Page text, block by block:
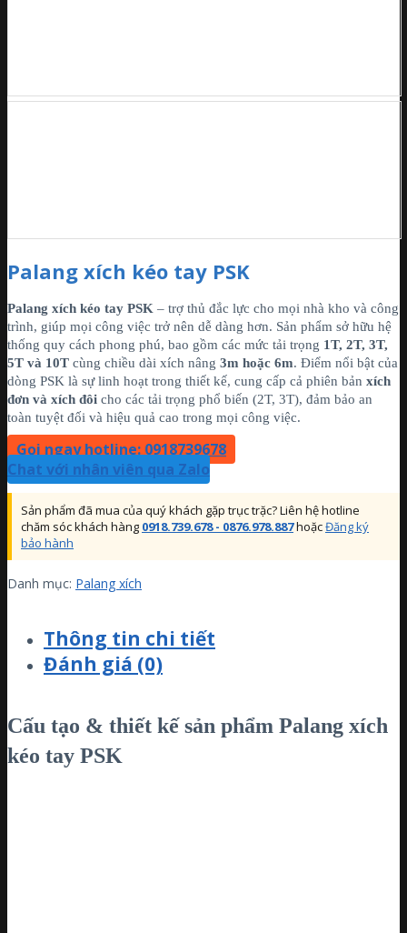
Palang xích kéo tay PSK
Palang xích kéo tay PSK – trợ thủ đắc lực cho mọi nhà kho và công
trình, giúp mọi công việc trở nên dễ dàng hơn. Sản phẩm sở hữu hệ
thống quy cách phong phú, bao gồm các mức tải trọng 1T, 2T, 3T,
5T và 10T cùng chiều dài xích nâng 3m hoặc 6m. Điểm nổi bật của
dòng PSK là sự linh hoạt trong thiết kế, cung cấp cả phiên bản xích
đơn và xích đôi cho các tải trọng phổ biến (2T, 3T), đảm bảo an
toàn tuyệt đối và hiệu quả cao trong mọi công việc.
Gọi ngay hotline: 0918739678
Chat với nhân viên qua Zalo
Sản phẩm đã mua của quý khách gặp trục trặc? Liên hệ hotline
chăm sóc khách hàng 0918.739.678 - 0876.978.887hoặcĐăng ký
bảo hành
Danh mục: Palang xích
Thông tin chi tiết
Đánh giá (0)
Cấu tạo & thiết kế sản phẩm Palang xích
kéo tay PSK